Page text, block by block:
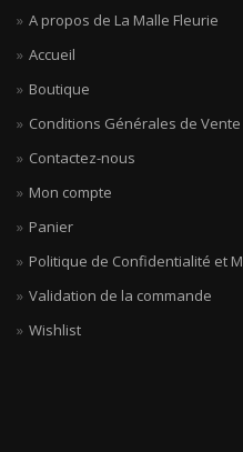
A propos de La Malle Fleurie
Accueil
Boutique
Conditions Générales de
Contactez-nous
Mon compte
Panier
Politique de Confidentialité et
Validation de la commande
Wishlist